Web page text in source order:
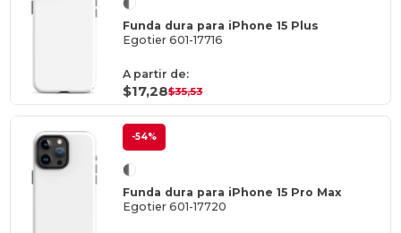
Funda dura para iPhone 15 Plus
Egotier 601-17716
A partir de:
$17,28$35,53
-54%
Funda dura para iPhone 15 Pro Max
Egotier 601-17720